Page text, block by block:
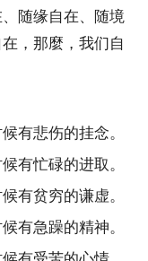
随缘自在、随境
，那麼，我们自
有悲伤的挂念。
有忙碌的进取。
有贫穷的谦虚。
有急躁的精神。